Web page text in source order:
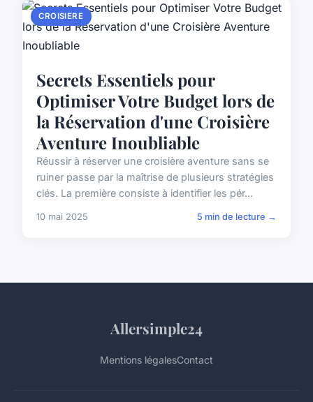
CROISIERE
Secrets Essentiels pour
Optimiser Votre Budget lors de
la Réservation d'une Croisière
Aventure Inoubliable
Réussir à réserver une croisière aventure sans se
ruiner passe par la maîtrise de plusieurs stratégies
clés. La première consiste à identifier les pér...
10 mai 2025 5 min de lecture →
Allersimple24
Mentions légalesContact